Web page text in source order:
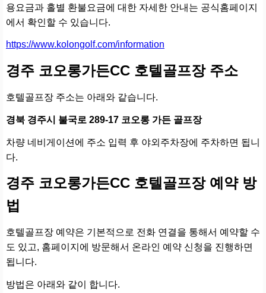
용요금과 홀별 환불요금에 대한 자세한 안내는 공식홈페이지
에서 확인할 수 있습니다.
https://www.kolongolf.com/information
경주 코오롱가든CC 호텔골프장 주소
호텔골프장 주소는 아래와 같습니다.
경북 경주시 불국로 289-17 코오롱 가든 골프장
차량 네비게이션에 주소 입력 후 야외주차장에 주차하면 됩니
다.
경주 코오롱가든CC 호텔골프장 예약 방
법
호텔골프장 예약은 기본적으로 전화 연결을 통해서 예약할 수
도 있고, 홈페이지에 방문해서 온라인 예약 신청을 진행하면
됩니다.
방법은 아래와 같이 합니다.